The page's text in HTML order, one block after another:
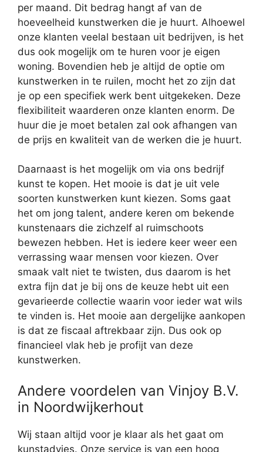
per maand. Dit bedrag hangt af van de
hoeveelheid kunstwerken die je huurt. Alhoewel
onze klanten veelal bestaan uit bedrijven, is het
dus ook mogelijk om te huren voor je eigen
woning. Bovendien heb je altijd de optie om
kunstwerken in te ruilen, mocht het zo zijn dat
je op een specifiek werk bent uitgekeken. Deze
flexibiliteit waarderen onze klanten enorm. De
huur die je moet betalen zal ook afhangen van
de prijs en kwaliteit van de werken die je huurt.
Daarnaast is het mogelijk om via ons bedrijf
kunst te kopen. Het mooie is dat je uit vele
soorten kunstwerken kunt kiezen. Soms gaat
het om jong talent, andere keren om bekende
kunstenaars die zichzelf al ruimschoots
bewezen hebben. Het is iedere keer weer een
verrassing waar mensen voor kiezen. Over
smaak valt niet te twisten, dus daarom is het
extra fijn dat je bij ons de keuze hebt uit een
gevarieerde collectie waarin voor ieder wat wils
te vinden is. Het mooie aan dergelijke aankopen
is dat ze fiscaal aftrekbaar zijn. Dus ook op
financieel vlak heb je profijt van deze
kunstwerken.
Andere voordelen van Vinjoy B.V.
in Noordwijkerhout
Wij staan altijd voor je klaar als het gaat om
kunstadvies. Onze service is van een hoog